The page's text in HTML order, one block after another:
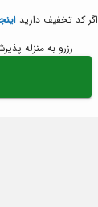
اگر کد تخفیف دارید
رزرو به منزله